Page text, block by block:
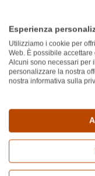
Esperienza
Utilizziamo i cookie per
Web. È possibile
Alcuni sono necessari per
personalizzare la nostra
nostra informativa sulla